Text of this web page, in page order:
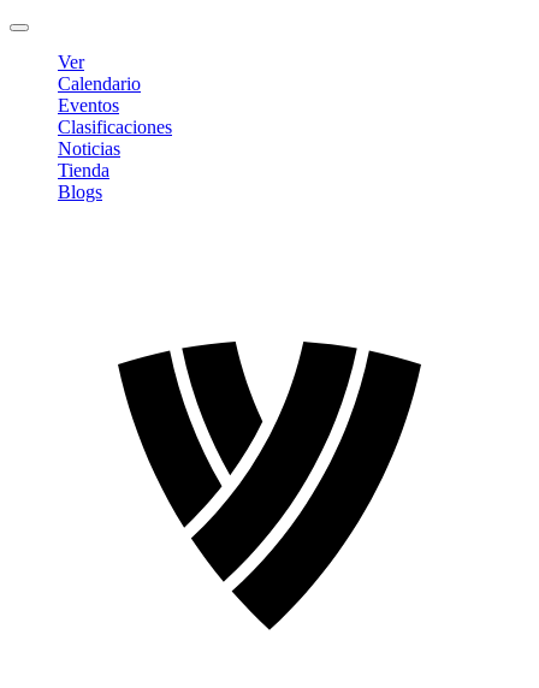
Ver
Calendario
Eventos
Clasificaciones
Noticias
Tienda
Blogs